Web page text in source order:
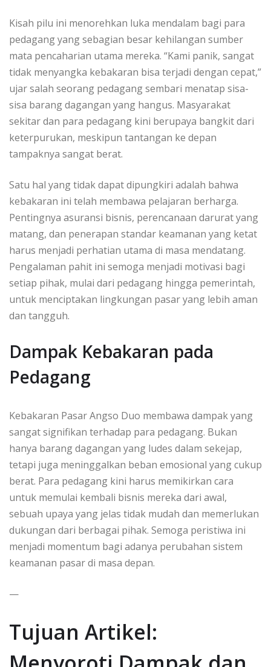
Kisah pilu ini menorehkan luka mendalam bagi para
pedagang yang sebagian besar kehilangan sumber
mata pencaharian utama mereka. “Kami panik, sangat
tidak menyangka kebakaran bisa terjadi dengan cepat,”
ujar salah seorang pedagang sembari menatap sisa-
sisa barang dagangan yang hangus. Masyarakat
sekitar dan para pedagang kini berupaya bangkit dari
keterpurukan, meskipun tantangan ke depan
tampaknya sangat berat.
Satu hal yang tidak dapat dipungkiri adalah bahwa
kebakaran ini telah membawa pelajaran berharga.
Pentingnya asuransi bisnis, perencanaan darurat yang
matang, dan penerapan standar keamanan yang ketat
harus menjadi perhatian utama di masa mendatang.
Pengalaman pahit ini semoga menjadi motivasi bagi
setiap pihak, mulai dari pedagang hingga pemerintah,
untuk menciptakan lingkungan pasar yang lebih aman
dan tangguh.
Dampak Kebakaran pada
Pedagang
Kebakaran Pasar Angso Duo membawa dampak yang
sangat signifikan terhadap para pedagang. Bukan
hanya barang dagangan yang ludes dalam sekejap,
tetapi juga meninggalkan beban emosional yang cukup
berat. Para pedagang kini harus memikirkan cara
untuk memulai kembali bisnis mereka dari awal,
sebuah upaya yang jelas tidak mudah dan memerlukan
dukungan dari berbagai pihak. Semoga peristiwa ini
menjadi momentum bagi adanya perubahan sistem
keamanan pasar di masa depan.
—
Tujuan Artikel: